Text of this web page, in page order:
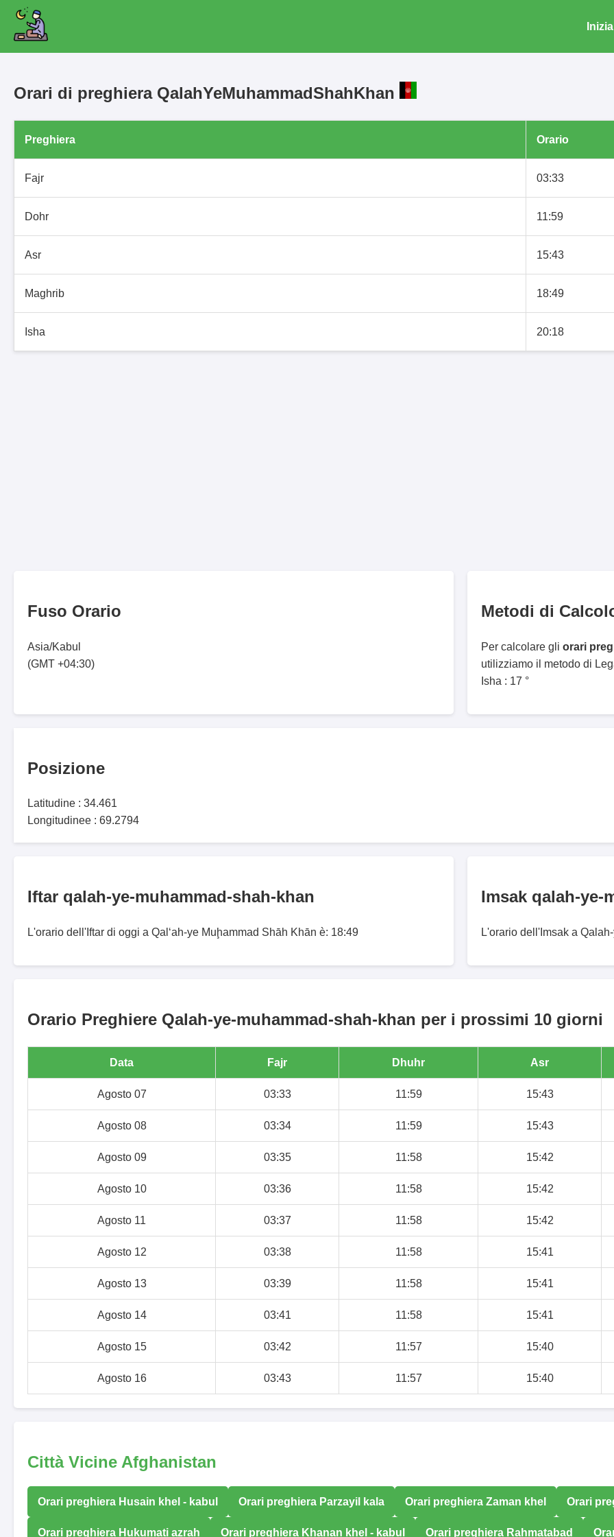
Orari di preghiera QalahYeMuhammadShahKhan
Preghiera Orario
Fajr 03:33
Dohr 11:59
Asr 15:43
Maghrib 18:49
Isha 20:18
Fuso Orario
Asia/Kabul
(GMT +04:30)
Metodi di
Per calcolare gli orari
utilizziamo il metodo di
Isha : 17 °
Posizione
Latitudine : 34.461
Longitudinee : 69.2794
Iftar qalah-ye-muhammad-shah-khan
L'orario dell'Iftar di oggi a Qal‘ah-ye Muḩammad Shāh Khān è: 18:49
Imsak qalah-ye-
L'orario dell'Imsak a
Orario Preghiere Qalah-ye-muhammad-shah-khan per i prossimi 10 giorni
Data Fajr Dhuhr Asr
Agosto 07 03:33 11:59 15:43
Agosto 08 03:34 11:59 15:43
Agosto 09 03:35 11:58 15:42
Agosto 10 03:36 11:58 15:42
Agosto 11 03:37 11:58 15:42
Agosto 12 03:38 11:58 15:41
Agosto 13 03:39 11:58 15:41
Agosto 14 03:41 11:58 15:41
Agosto 15 03:42 11:57 15:40
Agosto 16 03:43 11:57 15:40
Città Vicine Afghanistan
Orari preghiera Husain khel - kabul Orari preghiera Parzayil kala Orari preghiera Zaman khel Orari
Orari preghiera Hukumati azrah Orari preghiera Khanan khel - kabul Orari preghiera Rahmatabad